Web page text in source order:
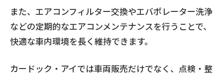
また、エアコンフィルター交換やエバポレーター洗浄
などの定期的なエアコンメンテナンスを行うことで、
快適な車内環境を長く維持できます。
カードック・アイでは車両販売だけでなく、点検・整